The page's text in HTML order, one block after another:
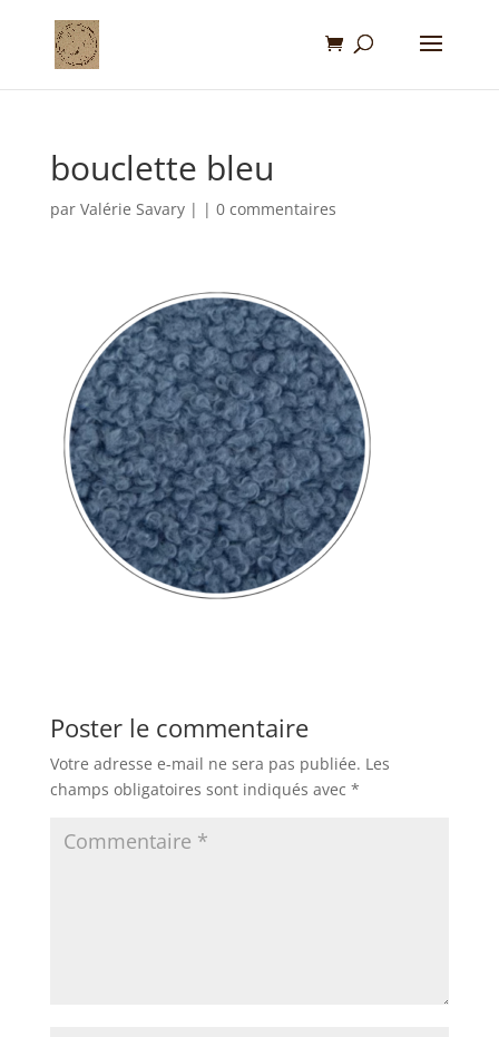
bouclette bleu
par Valérie Savary| | 0 commentaires
Poster le commentaire
Votre adresse e-mail ne sera pas publiée. Les
champs obligatoires sont indiqués avec *